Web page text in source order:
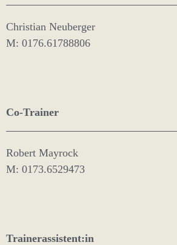
Christian Neuberger
M: 0176.61788806
Co-Trainer
Robert Mayrock
M: 0173.6529473
Trainerassistent:in